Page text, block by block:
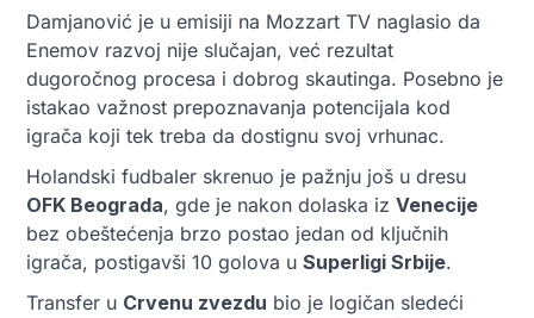
Damjanović je u emisiji na Mozzart TV naglasio da
Enemov razvoj nije slučajan, već rezultat
dugoročnog procesa i dobrog skautinga. Posebno je
istakao važnost prepoznavanja potencijala kod
igrača koji tek treba da dostignu svoj vrhunac.
Holandski fudbaler skrenuo je pažnju još u dresu
OFK Beograda, gde je nakon dolaska iz Venecije
bez obeštećenja brzo postao jedan od ključnih
igrača, postigavši 10 golova u Superligi Srbije.
Transfer u Crvenu zvezdu bio je logičan sledeći